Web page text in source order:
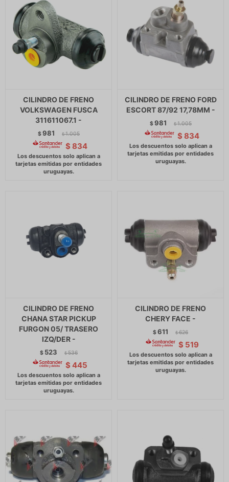
CILINDRO DE FRENO
VOLKSWAGEN FUSCA
311611067.1 -
$981 $ 1.005
$ 834
CILINDRO DE FRENO FORD
ESCORT 87/92 17,78MM -
$981 $ 1.005
$ 834
CILINDRO DE FRENO
CHANA STAR PICKUP
FURGON 05/ TRASERO
IZQ/DER -
$ 523 $ 536
$ 445
CILINDRO DE FRENO
CHERY FACE -
$611 $ 626
$ 519